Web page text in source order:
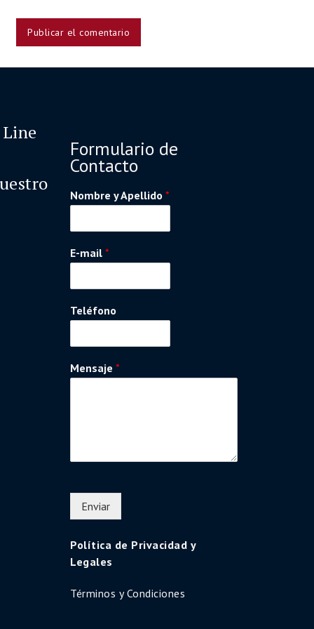
Formulario de
Contacto
Nombre y Apellido *
E-mail *
Teléfono
Mensaje *
Enviar
Política de Privacidad y
Legales
Términos y Condiciones